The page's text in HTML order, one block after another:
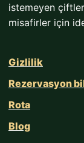
istemeyen
misafirler için
Gizlilik
Rezervasyon
Rota
Blog